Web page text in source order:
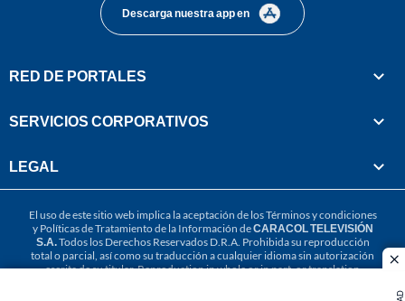
Descarga nuestra app en
RED DE PORTALES
SERVICIOS CORPORATIVOS
LEGAL
El uso de este sitio web implica la aceptación de losTérminos y condiciones
y Políticas de Tratamiento de la Información deCARACOL TELEVISIÓN
S.A.Todos los Derechos Reservados D.R.A. Prohibida su reproducción
total o parcial, así como su traducción a cualquier idioma sin autorización
escrita de su titular. Reproduction in whole or in part, or translation